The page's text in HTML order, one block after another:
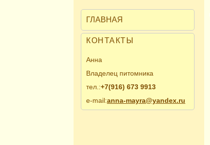
ГЛАВНАЯ
КОНТАКТЫ
Анна
Владелец питомника
тел.:+7(916) 673 9913
e-mail:anna-mayra@yandex.ru